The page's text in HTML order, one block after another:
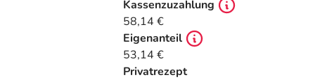
Kassenzuzahlung
58,14 €
Eigenanteil
53,14 €
Privatrezept